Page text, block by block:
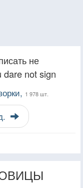
не
not sign
1 978 шт.